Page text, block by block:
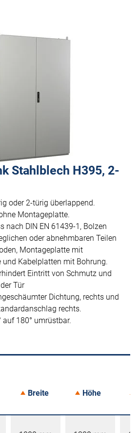
Stahlblech H395, 2-
oder 2-türig überlappend.
Montageplatte.
nach DIN EN 61439-1, Bolzen
oder abnehmbaren Teilen
Montageplatte mit
und Kabelplatten mit Bohrung.
Eintritt von Schmutz und
Tür
Dichtung, rechts und
rechts.
180° umrüstbar.
Breite Höhe